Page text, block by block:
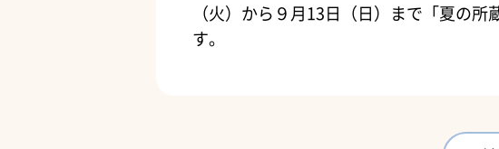
（火）から９月13日（日）まで「夏の
す。